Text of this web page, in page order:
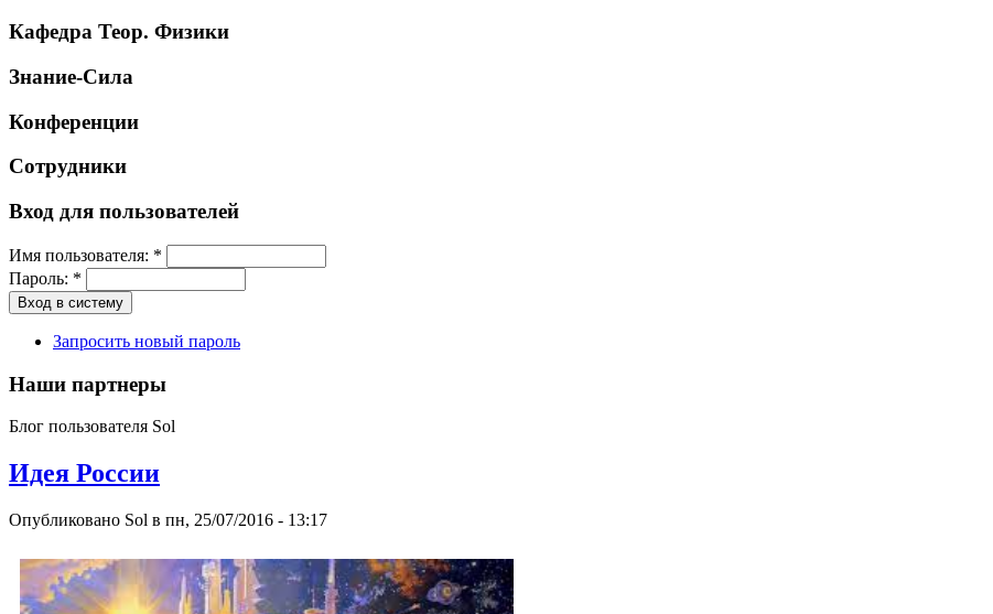
Кафедра Теор. Физики
Знание-Сила
Конференции
Сотрудники
Вход для пользователей
Имя пользователя: *
Пароль: *
Запросить новый пароль
Наши партнеры
Блог пользователя Sol
Идея России
Опубликовано Sol в пн, 25/07/2016 - 13:17